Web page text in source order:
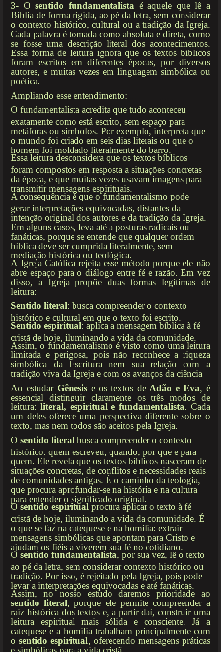
3- Osentido fundamentalista é aquele que lê a
Bíblia de forma rígida, ao pé da letra, sem considerar
o contexto histórico, cultural ou a tradição da Igreja.
Cada palavra é tomada como absoluta e direta, como
se fosse uma descrição literal dos acontecimentos.
Essa forma de leitura ignora que os textos bíblicos
foram escritos em diferentes épocas, por diversos
autores, e muitas vezes em linguagem simbólica ou
poética.
Ampliando esse entendimento:
O fundamentalista acredita que tudo aconteceu
exatamente como está escrito, sem espaço para
metáforas ou símbolos. Por exemplo, interpreta que
o mundo foi criado em seis dias literais ou que o
homem foi moldado literalmente do barro.
Essa leitura desconsidera que os textos bíblicos
foram compostos em resposta a situações concretas
da época, e que muitas vezes usavam imagens para
transmitir mensagens espirituais.
A consequência é que o fundamentalismo pode
gerar interpretações equivocadas, distantes da
intenção original dos autores e da tradição da Igreja.
Em alguns casos, leva até a posturas radicais ou
fanáticas, porque se entende que qualquer ordem
bíblica deve ser cumprida literalmente, sem
mediação histórica ou teológica.
A Igreja Católica rejeita esse método porque ele não
abre espaço para o diálogo entre fé e razão. Em vez
disso, a Igreja propõe duas formas legítimas de
leitura:
Sentido literal: busca compreender o contexto
histórico e cultural em que o texto foi escrito.
Sentido espiritual: aplica a mensagem bíblica à fé
cristã de hoje, iluminando a vida da comunidade.
Assim, o fundamentalismo é visto como uma leitura
limitada e perigosa, pois não reconhece a riqueza
simbólica da Escritura nem sua relação com a
tradição viva da Igreja e com os avanços da ciência
Ao estudar Gênesise os textos de Adão e Eva, é
essencial distinguir claramente os três modos de
leitura:literal, espiritual e fundamentalista. Cada
um deles oferece uma perspectiva diferente sobre o
texto, mas nem todos são aceitos pela Igreja.
Osentido literal busca compreender o contexto
histórico: quem escreveu, quando, por que e para
quem. Ele revela que os textos bíblicos nasceram de
situações concretas, de conflitos e necessidades reais
de comunidades antigas. É o caminho da teologia,
que procura aprofundar-se na história e na cultura
para entender o significado original.
Osentido espiritual procura aplicar o texto à fé
cristã de hoje, iluminando a vida da comunidade. É
o que se faz na catequese e na homilia: extrair
mensagens simbólicas que apontam para Cristo e
ajudam os fiéis a viverem sua fé no cotidiano.
Osentido fundamentalista, por sua vez, lê o texto
ao pé da letra, sem considerar contexto histórico ou
tradição. Por isso, é rejeitado pela Igreja, pois pode
levar a interpretações equivocadas e até fanáticas.
Assim, no nosso estudo daremos prioridade ao
sentido literal, porque ele permite compreender a
raiz histórica dos textos e, a partir daí, construir uma
leitura espiritual mais sólida e consciente. Já a
catequese e a homilia trabalham principalmente com
osentido espiritual, oferecendo mensagens práticas
e simbólicas para a vida cristã.